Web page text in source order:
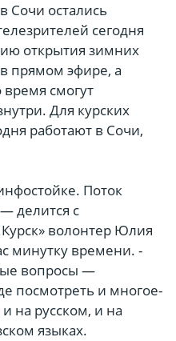
Сочи остались
сегодня
открытия зимних
прямом эфире, а
время смогут
Для курских
работают в Сочи,
Поток
делится с
волонтер Юлия
минутку времени. -
вопросы —
посмотреть и многое-
на русском, и на
языках.